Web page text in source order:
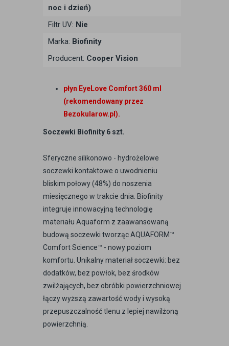
noc i dzień)
Filtr UV: Nie
Marka: Biofinity
Producent: Cooper Vision
płyn EyeLove Comfort 360 ml
(rekomendowany przez
Bezokularow.pl).
Soczewki Biofinity 6 szt.
Sferyczne silikonowo - hydrożelowe
soczewki kontaktowe o uwodnieniu
bliskim połowy (48%) do noszenia
miesięcznego w trakcie dnia. Biofinity
integruje innowacyjną technologię
materiału Aquaform z zaawansowaną
budową soczewki tworząc AQUAFORM™
Comfort Science™ - nowy poziom
komfortu. Unikalny materiał soczewki: bez
dodatków, bez powłok, bez środków
zwilżających, bez obróbki powierzchniowej
łączy wyższą zawartość wody i wysoką
przepuszczalność tlenu z lepiej nawilżoną
powierzchnią.